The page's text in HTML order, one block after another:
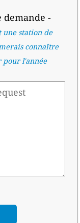
demande -
station de
connaître
l'année